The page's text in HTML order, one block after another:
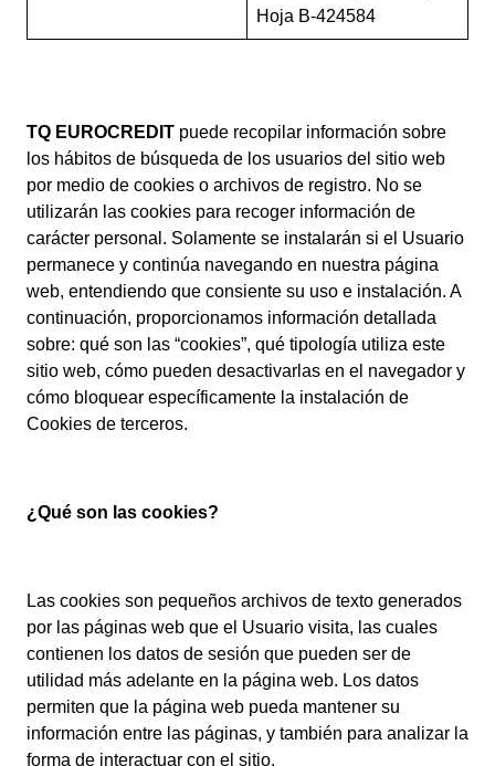
Hoja B-424584
TQ EUROCREDIT puede recopilar información sobre
los hábitos de búsqueda de los usuarios del sitio web
por medio de cookies o archivos de registro. No se
utilizarán las cookies para recoger información de
carácter personal. Solamente se instalarán si el Usuario
permanece y continúa navegando en nuestra página
web, entendiendo que consiente su uso e instalación. A
continuación, proporcionamos información detallada
sobre: qué son las “cookies”, qué tipología utiliza este
sitio web, cómo pueden desactivarlas en el navegador y
cómo bloquear específicamente la instalación de
Cookies de terceros.
¿Qué son las cookies?
Las cookies son pequeños archivos de texto generados
por las páginas web que el Usuario visita, las cuales
contienen los datos de sesión que pueden ser de
utilidad más adelante en la página web. Los datos
permiten que la página web pueda mantener su
información entre las páginas, y también para analizar la
forma de interactuar con el sitio.